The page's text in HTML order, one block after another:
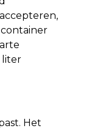
liter
Het